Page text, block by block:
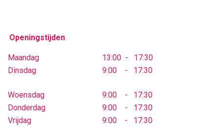
Openingstijden
Maandag
13:00 - 17:30
Dinsdag
9:00 - 17:30
Woensdag
9:00 - 17:30
Donderdag
9:00 - 17:30
Vrijdag
9:00 - 17:30